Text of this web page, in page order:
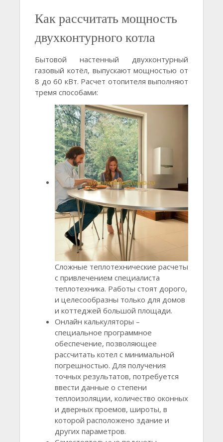
Как рассчитать мощность
двухконтурного котла
Бытовой настенный двухконтурный
газовый котёл, выпускают мощностью от
8 до 60 кВт. Расчет отопителя выполняют
тремя способами:
Сложные теплотехнические расчеты
с привлечением специалиста
теплотехника. Работы стоят дорого,
и целесообразны только для домов
и коттеджей большой площади.
Онлайн калькуляторы –
специальное программное
обеспечение, позволяющее
рассчитать котел с минимальной
погрешностью. Для получения
точных результатов, потребуется
ввести данные о степени
теплоизоляции, количество оконных
и дверных проемов, широты, в
которой расположено здание и
других параметров.